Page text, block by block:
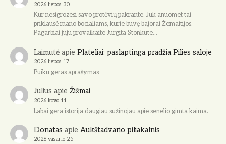
2026 liepos 30
Kur nesigrozesi savo protėvių pakrante. Juk anuomet tai
priklausė mano bocialiams, kurie buvę bajorai Žemaitijos.
Pagarbiai juju provaikaite Jurgita Stonkute…
Laimutėapie Plateliai: paslaptinga pradžia Pilies saloje
2026 liepos 17
Puiku geras aprašymas
Julius apie Žižmai
2026 kovo 11
Labai gera istorija daugiau sužinojau apie senelio gimta kaima.
Donatas apie Aukštadvario piliakalnis
2026 vasario 25